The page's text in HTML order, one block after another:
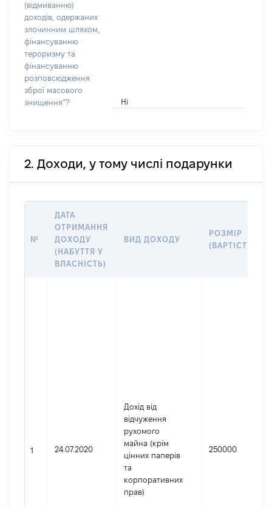
(відмиванню)
доходів, одержаних
злочинним шляхом,
фінансуванню
тероризму та
фінансуванню
розповсюдження
зброї масового
знищення”?
Ні
2. Доходи, у тому числі подарунки
№
ДАТА
ОТРИМАННЯ
ДОХОДУ
(НАБУТТЯ У
ВЛАСНІСТЬ)
ВИД ДОХОДУ
РОЗМІР
(ВАРТІСТЬ)
1 24.07.2020
Дохід від
відчуження
рухомого
майна (крім
цінних паперів
та
корпоративних
прав)
250000